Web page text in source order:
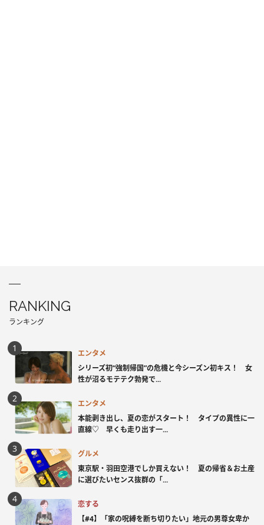
RANKING
ランキング
エンタメ
シリーズ初“強制帰国”の危機と今シーズン初キス！ 女
性が沼るモテテク勃発で...
エンタメ
本能剥き出し、夏の恋がスタート！ タイプの異性に一
直線♡ 早くも走り出す一...
グルメ
東京駅・羽田空港でしか買えない！ 夏の帰省＆お土産
に選びたいセンス抜群の「...
恋する
【#4】「家の呪縛を断ち切りたい」地元の男尊女卑か